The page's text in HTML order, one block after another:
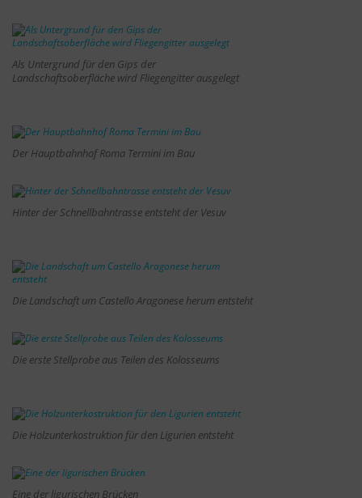
Als Untergrund für den Gips der
Landschaftsoberfläche wird Fliegengitter ausgelegt
Der Hauptbahnhof Roma Termini im Bau
Hinter der Schnellbahntrasse entsteht der Vesuv
Die Landschaft um Castello Aragonese herum entsteht
Die erste Stellprobe aus Teilen des Kolosseums
Die Holzunterkostruktion für den Ligurien entsteht
Eine der ligurischen Brücken